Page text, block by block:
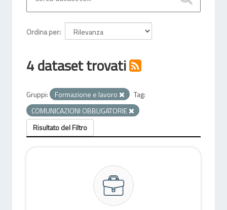
Ordina per
4 dataset trovati
Gruppi: Formazione e lavoro
Tag:
COMUNICAZIONI OBBLIGATORIE
Risultato del Filtro